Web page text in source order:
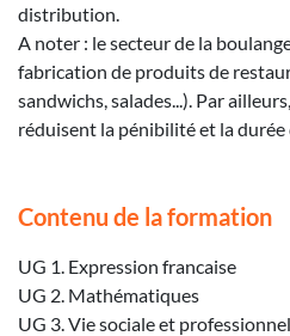
distribution.
A noter : le secteur de la
fabrication de produits de
sandwichs, salades...). Par
réduisent la pénibilité et la
Contenu de la formation
UG 1. Expression francaise
UG 2. Mathématiques
UG 3. Vie sociale et